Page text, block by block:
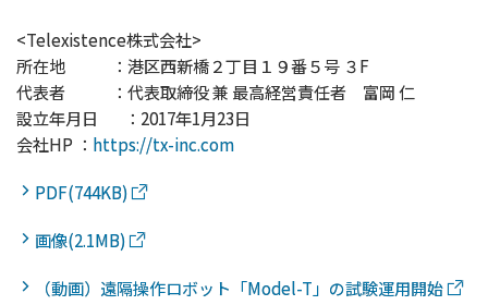
<Telexistence株式会社>
所在地 ：港区西新橋２丁目１９番５号 ３F
代表者 ：代表取締役 兼 最高経営責任者 富岡 仁
設立年月日 ：2017年1月23日
会社HP ： https://tx-inc.com
PDF(744KB)
画像(2.1MB)
（動画）遠隔操作ロボット「Model-T」の試験運用開始